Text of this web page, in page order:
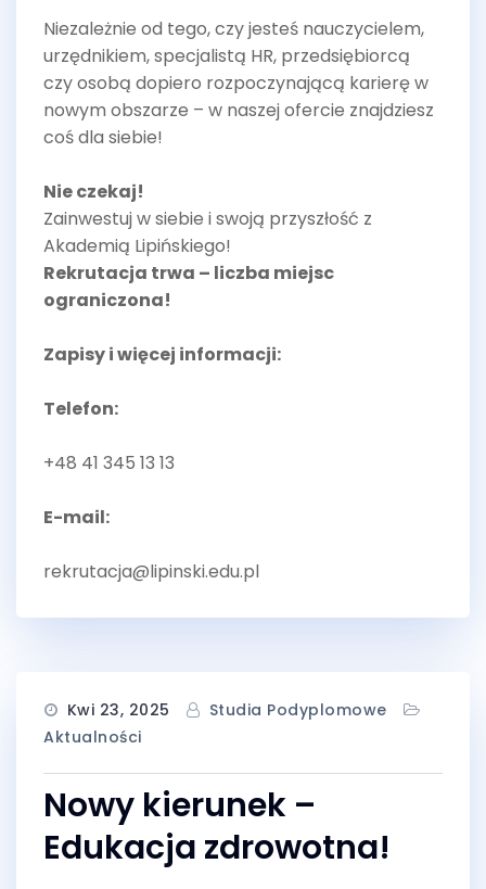
Niezależnie od tego, czy jesteś nauczycielem,
urzędnikiem, specjalistą HR, przedsiębiorcą
czy osobą dopiero rozpoczynającą karierę w
nowym obszarze – w naszej ofercie znajdziesz
coś dla siebie!
Nie czekaj!
Zainwestuj w siebie i swoją przyszłość z
Akademią Lipińskiego!
Rekrutacja trwa – liczba miejsc
ograniczona!
Zapisy i więcej informacji:
Telefon:
+48 41 345 13 13
E-mail:
rekrutacja@lipinski.edu.pl
Kwi 23, 2025
Studia Podyplomowe
Aktualności
Nowy kierunek –
Edukacja zdrowotna!